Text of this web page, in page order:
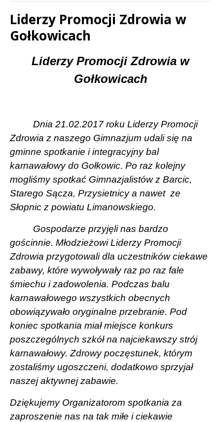
Liderzy Promocji Zdrowia w
Gołkowicach
TreśćLiderzy Promocji Zdrowia w
Gołkowicach
Dnia 21.02.2017 roku Liderzy Promocji
Zdrowia z naszego Gimnazjum udali się na
gminne spotkanie i integracyjny bal
karnawałowy do Gołkowic. Po raz kolejny
mogliśmy spotkać Gimnazjalistów z Barcic,
Starego Sącza, Przysietnicy a nawet ze
Słopnic z powiatu Limanowskiego.
Gospodarze przyjęli nas bardzo
gościnnie. Młodzieżowi Liderzy Promocji
Zdrowia przygotowali dla uczestników ciekawe
zabawy, które wywoływały raz po raz fale
śmiechu i zadowolenia. Podczas balu
karnawałowego wszystkich obecnych
obowiązywało oryginalne przebranie. Pod
koniec spotkania miał miejsce konkurs
poszczególnych szkółna najciekawszy strój
karnawałowy. Zdrowy poczęstunek, którym
zostaliśmy ugoszczeni, dodatkowo sprzyjał
naszej aktywnej zabawie.
Dziękujemy Organizatorom spotkania za
zaproszenie nas na tak miłe i ciekawie